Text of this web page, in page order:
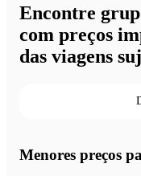
Encontre
com preços
das viagens
Menores preços